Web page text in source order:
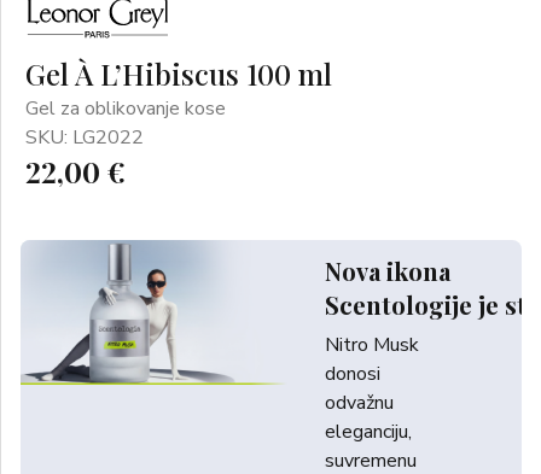
Gel À L’Hibiscus 100 ml
Gel za oblikovanje kose
SKU: LG2022
22,00 €
Nova ikona
Scentologije je
Nitro Musk
donosi
odvažnu
eleganciju,
suvremenu